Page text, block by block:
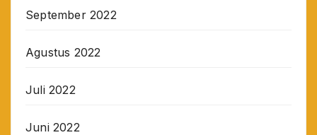
September 2022
Agustus 2022
Juli 2022
Juni 2022